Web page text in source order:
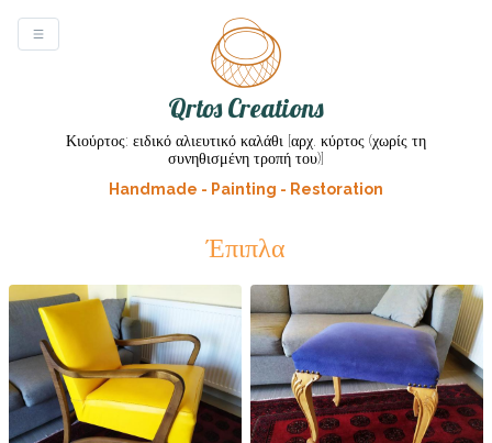
Qrtos Creations
Κιούρτος: ειδικό αλιευτικό καλάθι [αρχ. κύρτος (χωρίς τη
συνηθισμένη τροπή του)]
Handmade - Painting - Restoration
Έπιπλα